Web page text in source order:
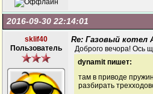
2016-09-30 22:14:01
sklif40
Пользователь
Re: Газовый котел
Доброго вечора! Ось
dynamit пишет:
там в приводе
разбирать